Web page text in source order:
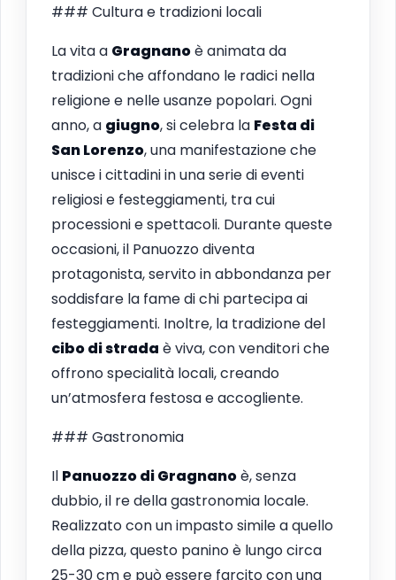
### Cultura e tradizioni locali
La vita a Gragnanoè animata da
tradizioni che affondano le radici nella
religione e nelle usanze popolari. Ogni
anno, a giugno, si celebra la Festa di
San Lorenzo, una manifestazione che
unisce i cittadini in una serie di eventi
religiosi e festeggiamenti, tra cui
processioni e spettacoli. Durante queste
occasioni, il Panuozzo diventa
protagonista, servito in abbondanza per
soddisfare la fame di chi partecipa ai
festeggiamenti. Inoltre, la tradizione del
cibo di strada è viva, con venditori che
offrono specialità locali, creando
un’atmosfera festosa e accogliente.
### Gastronomia
Il Panuozzo di Gragnanoè, senza
dubbio, il re della gastronomia locale.
Realizzato con un impasto simile a quello
della pizza, questo panino è lungo circa
25-30 cm e può essere farcito con una